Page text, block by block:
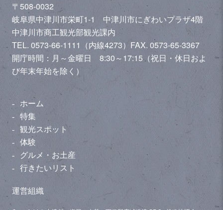
ホーム
特集
観光スポット
体験
グルメ・お土産
行きたいリスト
運営組織
〒508-0032
岐阜県中津川市栄町1-1 中津川市にぎわいプラザ4階
中津川市商工観光部観光課内
TEL. 0573-66-1111（内線4273） FAX. 0573-65-3367
開庁時間：月～金曜日 8:30～17:15（祝日・休日およ
び年末年始を除く）